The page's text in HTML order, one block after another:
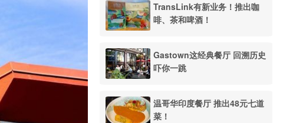
TransLink有新业务！推出咖
啡、茶和啤酒！
Gastown这经典餐厅 回溯历史
吓你一跳
温哥华印度餐厅 推出48元七道
菜！